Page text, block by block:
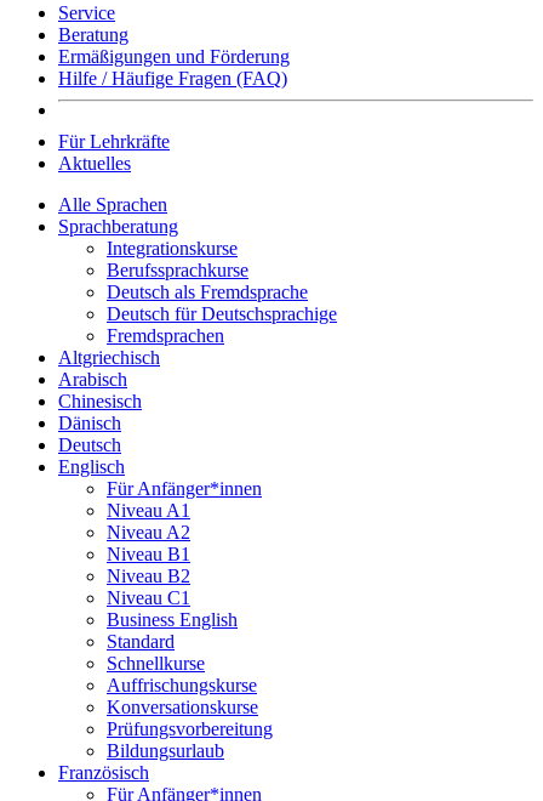
Service
Beratung
Ermäßigungen und Förderung
Hilfe / Häufige Fragen (FAQ)
Für Lehrkräfte
Aktuelles
Alle Sprachen
Sprachberatung
Integrationskurse
Berufssprachkurse
Deutsch als Fremdsprache
Deutsch für Deutschsprachige
Fremdsprachen
Altgriechisch
Arabisch
Chinesisch
Dänisch
Deutsch
Englisch
Für Anfänger*innen
Niveau A1
Niveau A2
Niveau B1
Niveau B2
Niveau C1
Business English
Standard
Schnellkurse
Auffrischungskurse
Konversationskurse
Prüfungsvorbereitung
Bildungsurlaub
Französisch
Für Anfänger*innen